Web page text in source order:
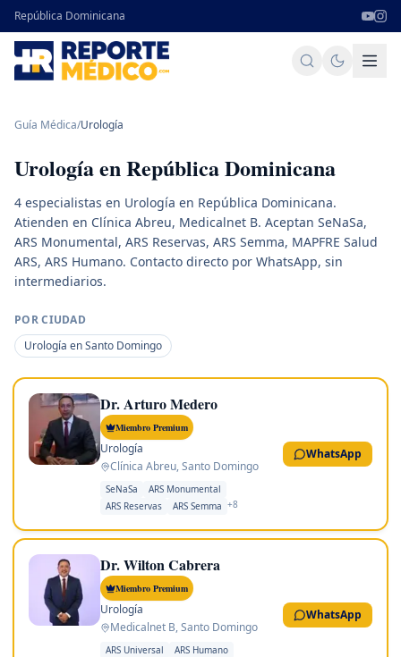
República Dominicana
Guía Médica/Urología
Urologíaen República Dominicana
4 especialistas en Urología en República Dominicana.
Atienden en Clínica Abreu, Medicalnet B. Aceptan SeNaSa,
ARS Monumental, ARS Reservas, ARS Semma, MAPFRE Salud
ARS, ARS Humano. Contacto directo por WhatsApp, sin
intermediarios.
POR CIUDAD
Urología en Santo Domingo
Dr. Arturo Medero
Miembro Premium
Urología
Clínica Abreu,Santo Domingo
SeNaSa
ARS Monumental
ARS Reservas
ARS Semma +8
WhatsApp
Dr. Wilton Cabrera
Miembro Premium
Urología
Medicalnet B,Santo Domingo
ARS Universal
ARS Humano
WhatsApp